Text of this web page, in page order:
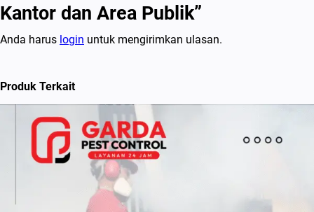
Kantor dan Area Publik”
Anda harus login untuk mengirimkan ulasan.
Produk Terkait